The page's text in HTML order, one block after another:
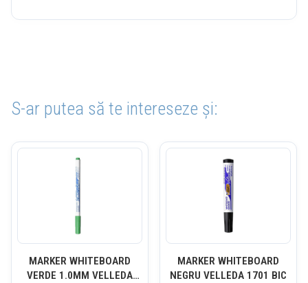
S-ar putea să te intereseze și:
MARKER WHITEBOARD
VERDE 1.0MM VELLEDA
MARKER WHITEBOARD
NEGRU VELLEDA 1701 BIC